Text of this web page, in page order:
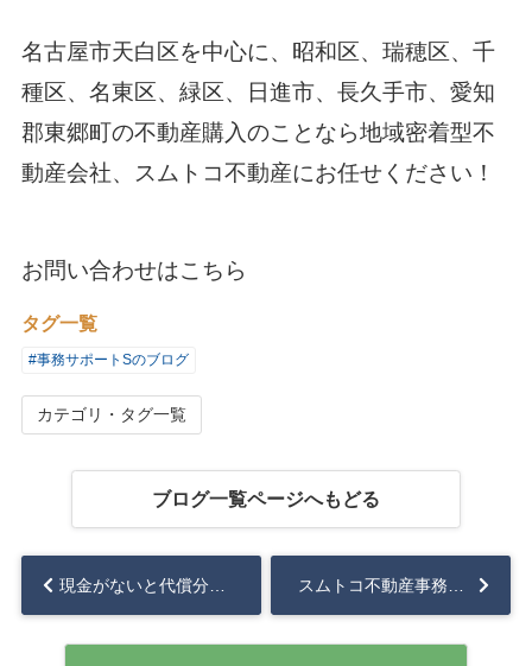
名古屋市天白区を中心に、昭和区、瑞穂区、千
種区、名東区、緑区、日進市、長久手市、愛知
郡東郷町の不動産購入のことなら地域密着型不
動産会社、スムトコ不動産にお任せください！
お問い合わせはこちら
タグ一覧
#事務サポートSのブログ
カテゴリ・タグ一覧
ブログ一覧ページへもどる
現金がないと代償分割は難しい？対処方法と注意点について解説！...